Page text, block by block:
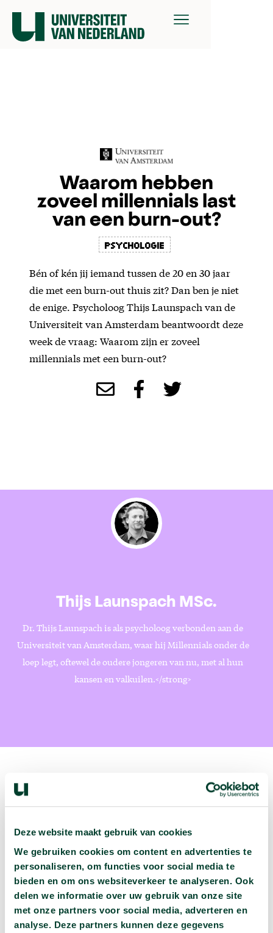
Deze website maakt gebruik van cookies
We gebruiken cookies om content en advertenties te
personaliseren, om functies voor social media te
bieden en om ons websiteverkeer te analyseren. Ook
delen we informatie over uw gebruik van onze site
met onze partners voor social media, adverteren en
analyse. Deze partners kunnen deze gegevens
Waarom hebben
zoveel millennials last
van een burn-out?
psychologie
Bén of kén jij iemand tussen de 20 en 30 jaar
die met een burn-out thuis zit? Dan ben je niet
de enige. Psycholoog Thijs Launspach van de
Universiteit van Amsterdam beantwoordt deze
week de vraag: Waarom zijn er zoveel
millennials met een burn-out?
Thijs Launspach MSc.
Dr. Thijs Launspach is als psycholoog verbonden aan de
Universiteit van Amsterdam, waar hij Millennials onder de
loep legt, oftewel de oudere jongeren van nu, met al hun
kansen en valkuilen.</strong>
Volgende podcast:
Wat zijn jouw naam en bsn-nummer waard?
Beluister deze podcast arrow_forward